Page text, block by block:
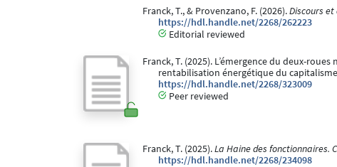
Franck, T., & Provenzano, F. (2026).Discours
https://hdl.handle.net/2268/262223
Editorial reviewed
Franck, T. (2025). L’émergence du deux-
rentabilisation énergétique du
https://hdl.handle.net/2268/323009
Peer reviewed
Franck, T. (2025).La Haine des fonctionnaires.
https://hdl.handle.net/2268/234098